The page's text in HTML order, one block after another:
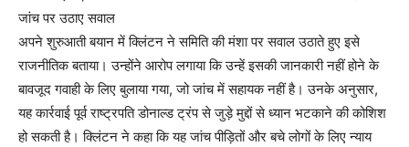
जांच पर उठाए सवाल
अपने शुरुआती बयान में क्लिंटन ने समिति की मंशा पर सवाल उठाते हुए इसे
राजनीतिक बताया। उन्होंने आरोप लगाया कि उन्हें इसकी जानकारी नहीं होने के
बावजूद गवाही के लिए बुलाया गया, जो जांच में सहायक नहीं है। उनके अनुसार,
यह कार्रवाई पूर्व राष्ट्रपति डोनाल्ड ट्रंप से जुड़े मुद्दों से ध्यान भटकाने की कोशिश
हो सकती है। क्लिंटन ने कहा कि यह जांच पीड़ितों और बचे लोगों के लिए न्याय